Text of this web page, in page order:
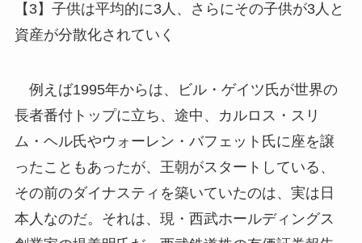
【3】子供は平均的に3人、さらにその子供が3人と
資産が分散化されていく
例えば1995年からは、ビル・ゲイツ氏が世界の
長者番付トップに立ち、途中、カルロス・スリ
ム・ヘル氏やウォーレン・バフェット氏に座を譲
ったこともあったが、王朝がスタートしている、
その前のダイナスティを築いていたのは、実は日
本人なのだ。それは、現・西武ホールディングス